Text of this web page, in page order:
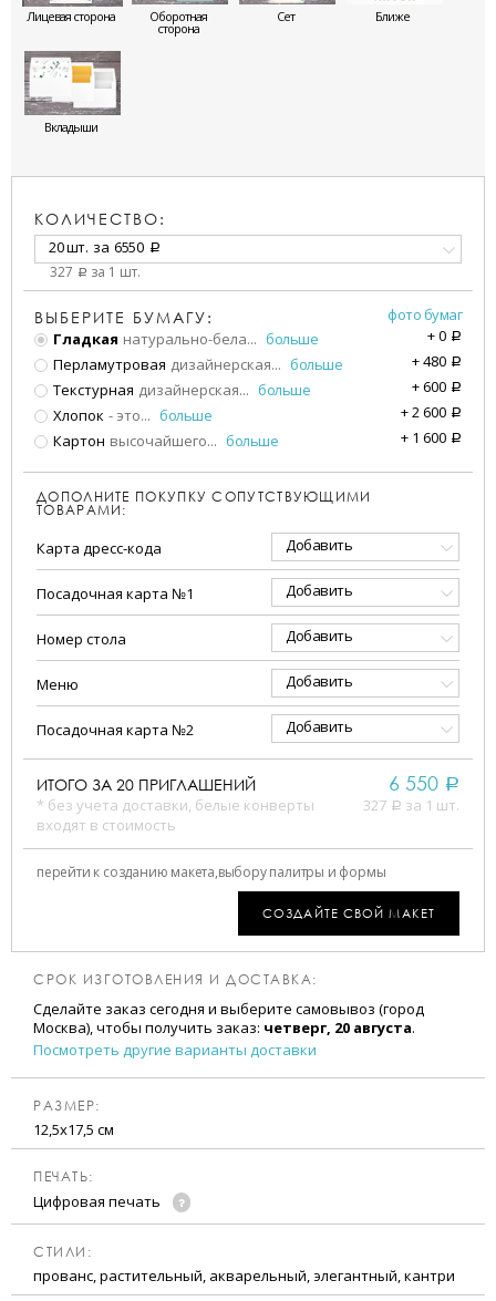
Лицевая сторона Оборотная
сторона
Сет Ближе
Вкладыши
КОЛИЧЕСТВО:
20 шт. за 6550 a
327 a за 1 шт.
ВЫБЕРИТЕ БУМАГУ:
фото бумаг
Гладкая натурально-бела... больше +0 a
Перламутровая дизайнерская... больше +480 a
Текстурная дизайнерская... больше +600 a
Хлопок - это... больше +2 600 a
Картон высочайшего... больше + 1 600 a
ДОПОЛНИТЕ ПОКУПКУ СОПУТСТВУЮЩИМИ
ТОВАРАМИ:
Карта дресс-кода Добавить
Посадочная карта №1 Добавить
Номер стола Добавить
Меню Добавить
Посадочная карта №2 Добавить
ИТОГО ЗА 20 ПРИГЛАШЕНИЙ
* без учета доставки, белые конверты
входят в стоимость
6 550 a
327 a за 1 шт.
перейти к созданию макета,выбору палитры и формы
СОЗДАЙТЕ СВОЙ МАКЕТ
СРОК ИЗГОТОВЛЕНИЯ И ДОСТАВКА:
Сделайте заказ сегодня и выберите самовывоз (город
Москва), чтобы получить заказ: четверг, 20 августа.
Посмотреть другие варианты доставки
РАЗМЕР:
12,5х17,5 см
ПЕЧАТЬ:
Цифровая печать
CТИЛИ:
прованс, растительный, акварельный, элегантный, кантри